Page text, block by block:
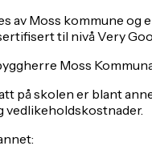
av Moss kommune
til nivå Very
Moss
på skolen er blant
vedlikeholdskostnader.